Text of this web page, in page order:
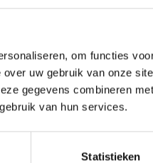
om functies
uw gebruik van onze
gegevens combineren
van hun services.
Statistieken
kabel met een dikte van